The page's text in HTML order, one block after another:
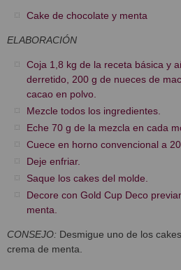
Cake de chocolate y menta
ELABORACIÓN
Coja 1,8 kg de la receta básica y
derretido, 200 g de nueces de
cacao en polvo.
Mezcle todos los ingredientes.
Eche 70 g de la mezcla en cada
Cuece en horno convencional a
Deje enfriar.
Saque los cakes del molde.
Decore con Gold Cup Deco
menta.
CONSEJO: Desmigue uno de los
crema de menta.